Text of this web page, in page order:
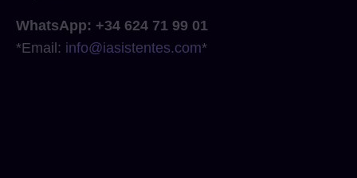
WhatsApp: +34 624 71 99 01
*Email: info@iasistentes.com*